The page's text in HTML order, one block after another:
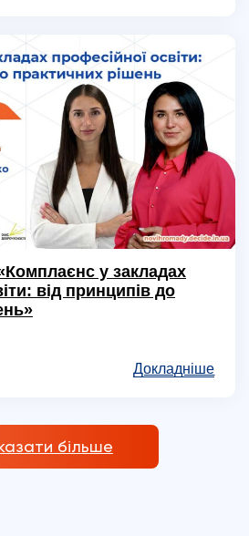
у закладах
від принципів до
Докладніше
більше